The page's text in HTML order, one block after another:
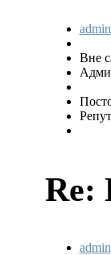
admin
Вне
Re:
admin